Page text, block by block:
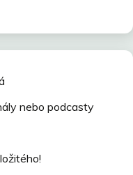
nebo podcasty